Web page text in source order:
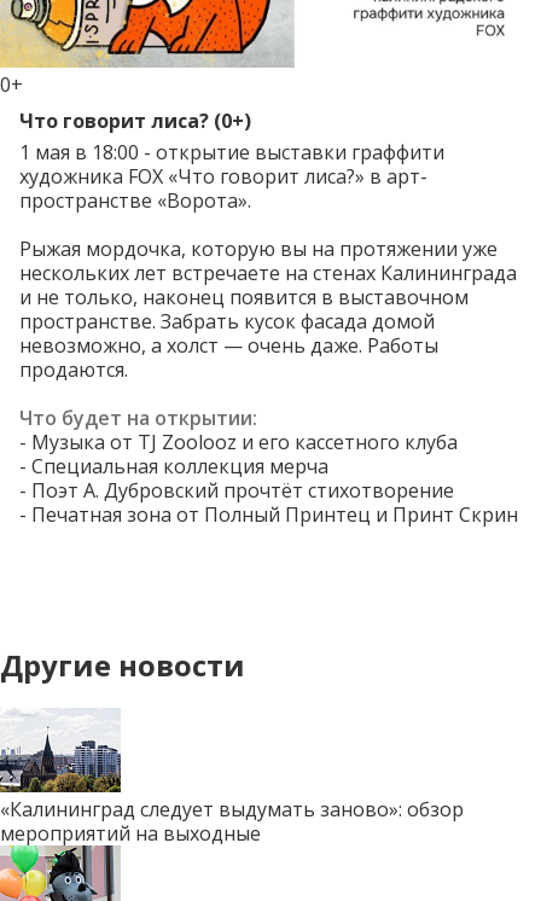
Что говорит лиса? (0+)
0+
1 мая в 18:00 - открытие выставки граффити
художника FOX «Что говорит лиса?» в арт-
пространстве «Ворота».
Рыжая мордочка, которую вы на протяжении уже
нескольких лет встречаете на стенах Калининграда
и не только, наконец появится в выставочном
пространстве. Забрать кусок фасада домой
невозможно, а холст — очень даже. Работы
продаются.
Что будет на открытии:
- Музыка от TJ Zoolooz и его кассетного клуба
- Специальная коллекция мерча
- Поэт А. Дубровский прочтёт стихотворение
- Печатная зона от Полный Принтец и Принт Скрин
Другие новости
«Калининград следует выдумать заново»: обзор
мероприятий на выходные